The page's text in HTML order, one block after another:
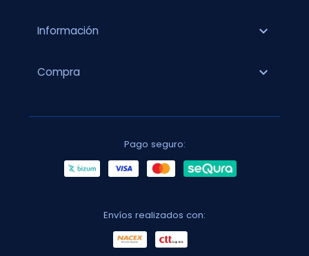
Información expand_more
Compra expand_more
Pago seguro:
Envíos realizados con: